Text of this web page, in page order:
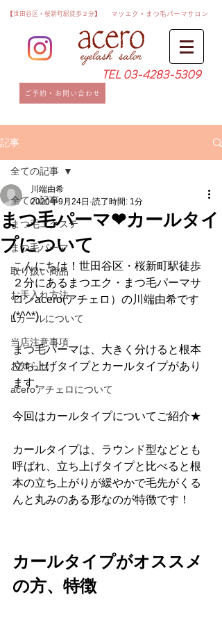
​【世田谷区・桜新町駅徒歩２分】
TEL 03-4283-5309
​マツエク・まつ毛パーマサロン
ご予約・お問い合わせ
記事
全ての記事
まつ毛エクステ
まつ毛パーマ
取り扱い商品
お手入れ方法
Lカールについて
当店注意事項
お知らせ
aceroアチェロについて
全ての記事
まつ毛パーマ❤カールタイ
プについて
川端由希
2020年9月24日 読了時間: 1分
こんにちは！世田谷区・桜新町駅徒歩
２分にあるまつエク・まつ毛パーマサ
ロンacero(アチェロ）の川端由希です
(*^^*)
まつ毛パーマは、大きく分けると根本
立ち上げタイプとカールタイプがあり
ます。
今回はカールタイプについてご紹介★
カールタイプは、ラウンド型などとも
呼ばれ、立ち上げタイプと比べると根
本の立ち上がりが緩やかで毛先がくる
んと丸みのある形なのが特徴です！
カールタイプがオススメ
の方、特徴